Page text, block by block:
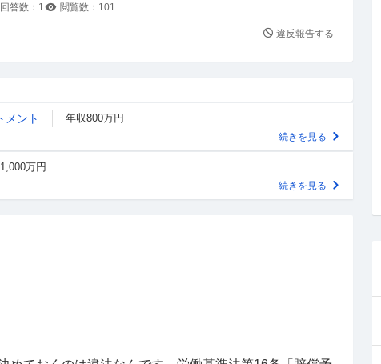
】
ンフルエンザウイルス性疾患（発熱・倦怠感を伴う重症
例】
炎、逆流性食道炎、打ち身、軽度の捻挫・突き指、精神
害など）、慢性疲労症候群、下痢、吐き気、めまい、風
、アレルギー性皮膚炎、生理痛、軽度の関節痛・筋肉
回答数： 1 閲覧数： 101
違反報告する
メント 年収800万円
続きを見る
万円
続きを見る